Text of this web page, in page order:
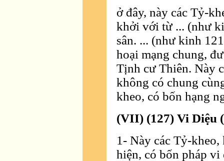
ở đây, này các Tỷ-
khởi với từ ... (như
sân. ... (như kinh
hoại mạng chung,
Tịnh cư Thiên. Này
không có chung
kheo, có bốn hạng
(VII) (127) Vi Diệu
1- Này các Tỷ-
hiện, có bốn pháp